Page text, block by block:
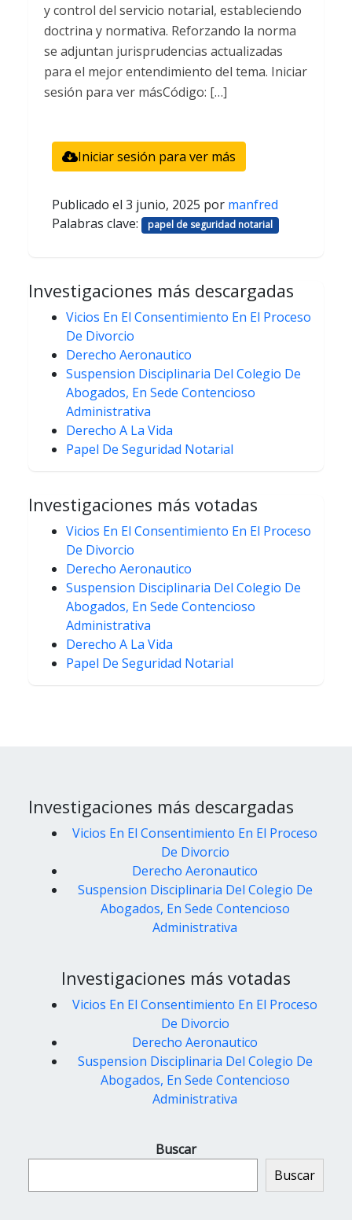
y control del servicio notarial, estableciendo
doctrina y normativa. Reforzando la norma
se adjuntan jurisprudencias actualizadas
para el mejor entendimiento del tema. Iniciar
sesión para ver másCódigo: […]
Iniciar sesión para ver más
Publicado el 3 junio, 2025 por manfred
Palabras clave:
papel de seguridad notarial
Investigaciones más descargadas
Vicios En El Consentimiento En El Proceso
De Divorcio
Derecho Aeronautico
Suspension Disciplinaria Del Colegio De
Abogados, En Sede Contencioso
Administrativa
Derecho A La Vida
Papel De Seguridad Notarial
Investigaciones más votadas
Vicios En El Consentimiento En El Proceso
De Divorcio
Derecho Aeronautico
Suspension Disciplinaria Del Colegio De
Abogados, En Sede Contencioso
Administrativa
Derecho A La Vida
Papel De Seguridad Notarial
Investigaciones más descargadas
Vicios En El Consentimiento En El Proceso
De Divorcio
Derecho Aeronautico
Suspension Disciplinaria Del Colegio De
Abogados, En Sede Contencioso
Administrativa
Investigaciones más votadas
Vicios En El Consentimiento En El Proceso
De Divorcio
Derecho Aeronautico
Suspension Disciplinaria Del Colegio De
Abogados, En Sede Contencioso
Administrativa
Buscar
Buscar